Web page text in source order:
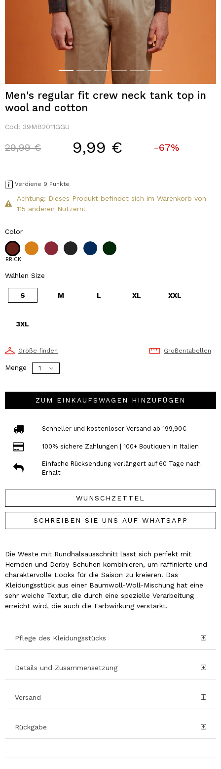
Men's regular fit crew neck tank top in
wool and cotton
Cod: 39MB2011GGU
Price reduced from
29,99 €to 9,99 € -67%
Verdiene 9 Punkte
Achtung: Dieses Produkt befindet sich im Warenkorb von
115 anderen Nutzern!
Color
BRICK
Wählen Size
S M L XL XXL
3XL
Größe finden Größentabellen
Menge
ZUM EINKAUFSWAGEN HINZUFÜGEN
Schneller und kostenloser Versand ab 199,90€
100% sichere Zahlungen | 100+ Boutiquen in Italien
Einfache Rücksendung verlängert auf 60 Tage nach
Erhalt
WUNSCHZETTEL
SCHREIBEN SIE UNS AUF WHATSAPP
Die Weste mit Rundhalsausschnitt lässt sich perfekt mit
Hemden und Derby-Schuhen kombinieren, um raffinierte und
charaktervolle Looks für die Saison zu kreieren. Das
Kleidungsstück aus einer Baumwoll-Woll-Mischung hat eine
sehr weiche Textur, die durch eine spezielle Verarbeitung
erreicht wird, die auch die Farbwirkung verstärkt.
Pflege des Kleidungsstücks
Details und Zusammensetzung
Versand
Rückgabe